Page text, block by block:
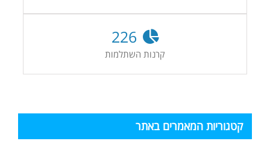
226
קרנות השתלמות
קטגוריות המאמרים באתר